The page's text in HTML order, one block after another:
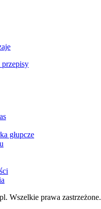
głupcze
Wszelkie prawa zastrzeżone.